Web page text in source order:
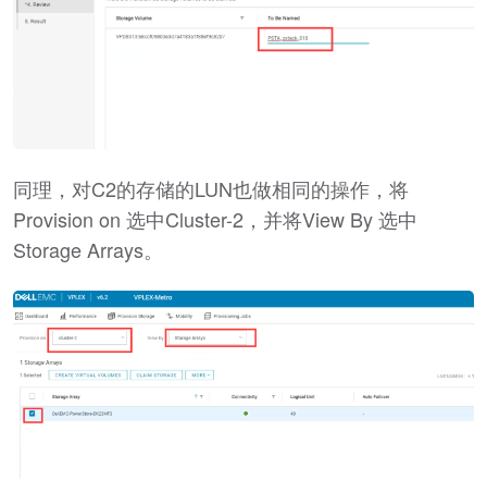
同理，对C2的存储的LUN也做相同的操作，将
Provision on 选中Cluster-2，并将View By 选中
Storage Arrays。